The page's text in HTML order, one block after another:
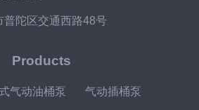
普陀区交通西路48号
Products
气动油桶泵 气动插桶泵